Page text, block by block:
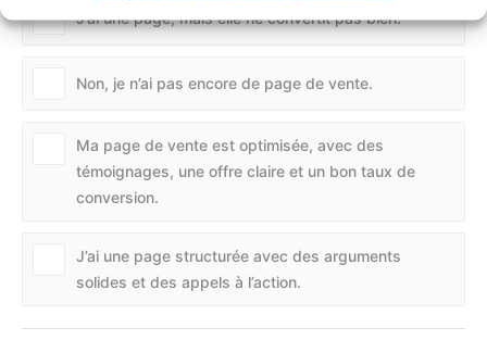
J’ai une page, mais elle ne convertit pas bien.
Non, je n’ai pas encore de page de vente.
Ma page de vente est optimisée, avec des
témoignages, une offre claire et un bon taux de
conversion.
J’ai une page structurée avec des arguments
solides et des appels à l’action.